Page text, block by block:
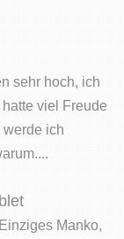
sehr hoch, ich
viel Freude
werde ich
Manko,